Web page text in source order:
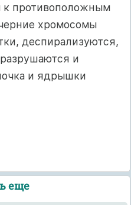
к противоположным
хромосомы
деспирализуются,
и
и ядрышки
еще